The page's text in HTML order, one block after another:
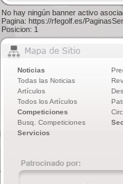
No hay ningún banner activo
Pagina: https://rfegolf.es/
Posicion: 1
Noticias
Todas las Noticias
Artículos
Todos los Artículos
Competiciones
Busq. Competiciones
Servicios